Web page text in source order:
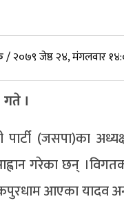
/२०७९ जेष्ठ २४, मंगलवार
।
(जसपा)का
गरेका छन्
आएका यादव